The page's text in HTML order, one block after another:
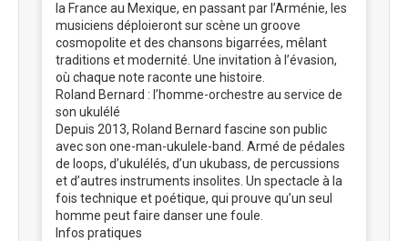
la France au Mexique, en passant par l’Arménie, les
musiciens déploieront sur scène un groove
cosmopolite et des chansons bigarrées, mêlant
traditions et modernité. Une invitation à l’évasion,
où chaque note raconte une histoire.
Roland Bernard : l’homme-orchestre au service de
son ukulélé
Depuis 2013, Roland Bernard fascine son public
avec son one-man-ukulele-band. Armé de pédales
de loops, d’ukulélés, d’un ukubass, de percussions
et d’autres instruments insolites. Un spectacle à la
fois technique et poétique, qui prouve qu’un seul
homme peut faire danser une foule.
Infos pratiques